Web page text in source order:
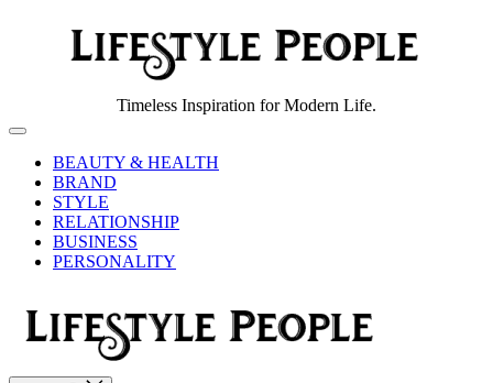
People
Timeless Inspiration for Modern Life.
Off
CanvasBEAUTY & HEALTH
BRAND
STYLE
RELATIONSHIP
BUSINESS
PERSONALITY